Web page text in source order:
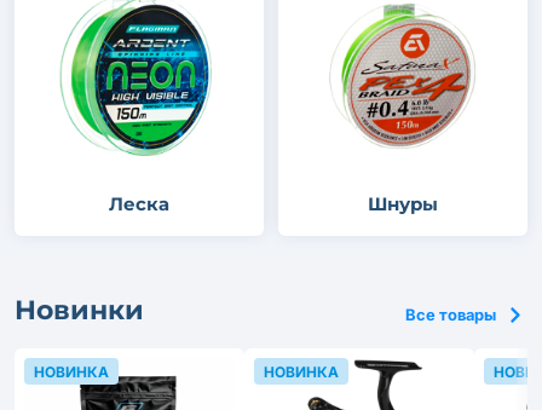
Леска Шнуры
Новинки Все товары
НОВИНКА НОВИНКА